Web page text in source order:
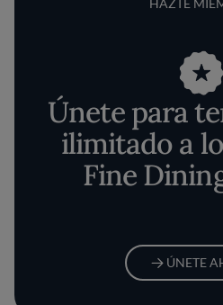
HAZTE
Únete para
ilimitado a
Fine
ÚNETE